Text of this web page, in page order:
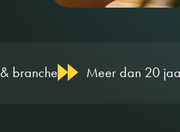
Meer dan 20 jaar online